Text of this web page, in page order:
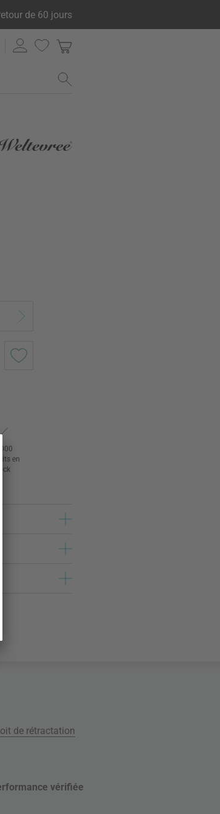
de 60 jours
000
en
de rétractation
vérifiée